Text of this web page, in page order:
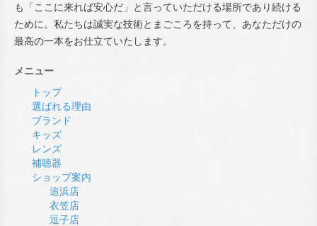
も「ここに来れば安心だ」と言っていただける場所であり続ける
ために。私たちは誠実な技術とまごころを持って、あなただけの
最高の一本をお仕立ていたします。
メニュー
トップ
選ばれる理由
ブランド
キッズ
レンズ
補聴器
ショップ案内
追浜店
衣笠店
逗子店